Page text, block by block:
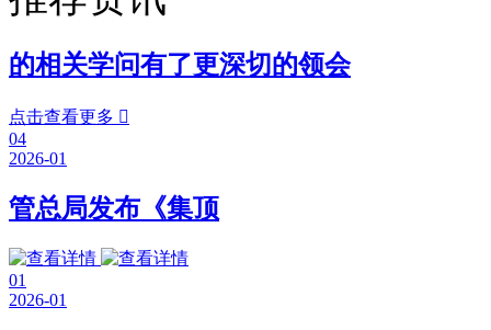
的相关学问有了更深切的领会
点击查看更多 
04
2026-01
管总局发布《集顶
01
2026-01